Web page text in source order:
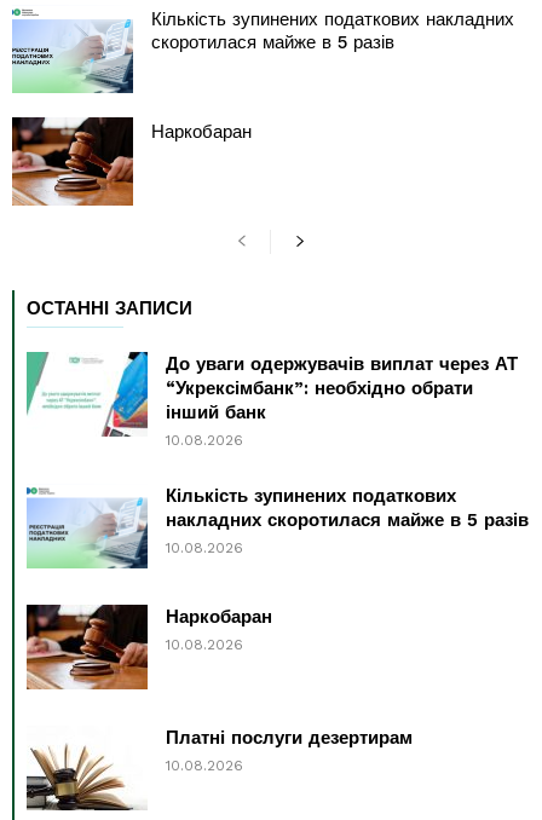
Кількість зупинених податкових накладних
скоротилася майже в 5 разів
Наркобаран
ОСТАННІ ЗАПИСИ
До уваги одержувачів виплат через АТ
“Укрексімбанк”: необхідно обрати
інший банк
10.08.2026
Кількість зупинених податкових
накладних скоротилася майже в 5 разів
10.08.2026
Наркобаран
10.08.2026
Платні послуги дезертирам
10.08.2026